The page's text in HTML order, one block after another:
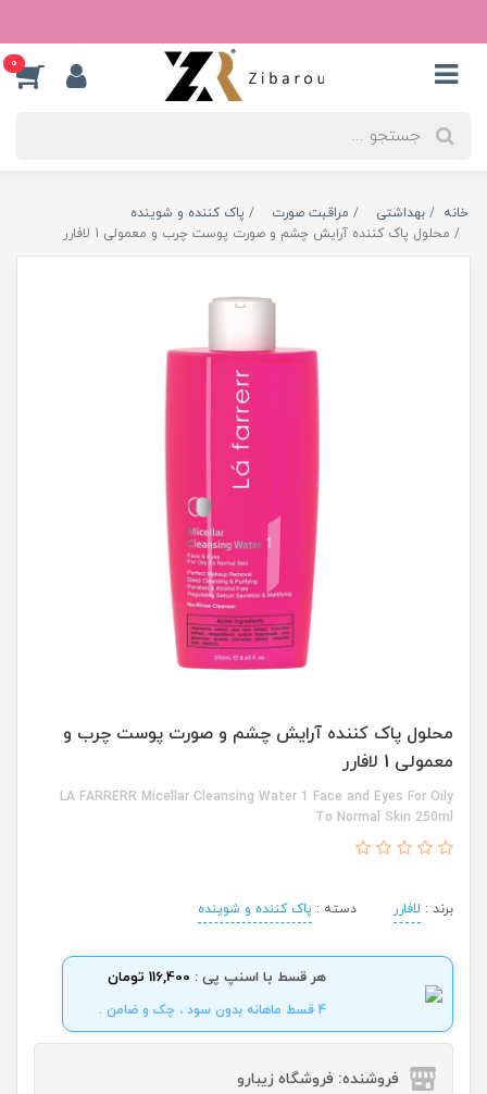
0
خانه بهداشتی مراقبت صورت
پاک کننده و شوینده
محلول پاک کننده آرایش چشم و صورت پوست چرب و معمولی 1 لافارر
محلول پاک کننده آرایش چشم و صورت پوست چرب و
معمولی 1 لافارر
LA FARRERR Micellar Cleansing Water 1 Face and Eyes For Oily
To Normal Skin 250ml
برند : لافارر دسته : پاک کننده و شوینده
هر قسط با اسنپ پی : 116,400 تومان
4 قسط ماهانه بدون سود ، چک و ضامن .
فروشنده: فروشگاه زیبارو